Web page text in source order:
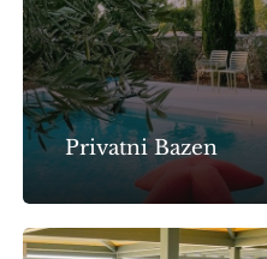
Privatni Bazen
Maestral